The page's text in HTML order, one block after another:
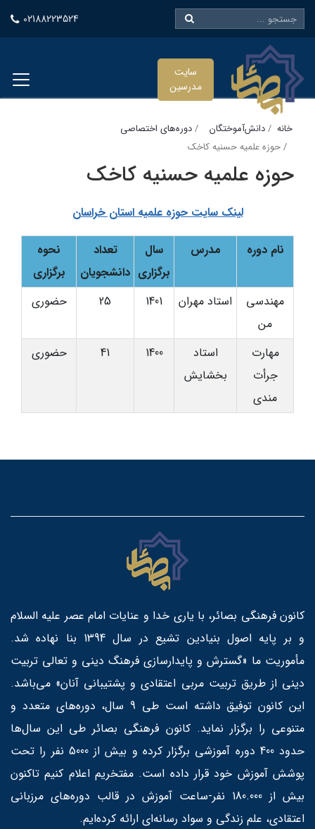
02188223524
سایت
مدرسین
خانه دانش‌آموختگان
دوره‌های اختصاصی
حوزه علمیه حسنیه کاخک
حوزه علمیه حسنیه کاخک
لینک سایت حوزه علمیه استان خراسان
نام دوره مدرس
سال
برگزاری
تعداد
دانشجویان
نحوه
برگزاری
مهندسی
من
استاد مهران 1401
25 حضوری
مهارت
جرأت
مندی
استاد
بخشایش
1400
41 حضوری
کانون فرهنگی بصائر، با یاری خدا و عنایات امام عصر علیه السلام
و بر پایه اصول بنیادین تشیع در سال 1394 بنا نهاده شد.
مأموریت ما «گسترش و پایدارسازی فرهنگ دینی و تعالی تربیت
دینی از طریق تربیت مربی اعتقادی و پشتیبانی آنان» می‌باشد.
این کانون توفیق داشته است طی 9 سال، دوره‌های متعدد و
متنوعی را برگزار نماید. کانون فرهنگی بصائر طی این سال‌ها
حدود 400 دوره آموزشی برگزار کرده و بیش از 5000 نفر را تحت
پوشش آموزش خود قرار داده است. مفتخریم اعلام کنیم تاکنون
بیش از 180.000 نفر-ساعت آموزش در قالب دوره‌های مرزبانی
اعتقادی، علم زندگی و سواد رسانه‌ای ارائه کرده‌ایم.